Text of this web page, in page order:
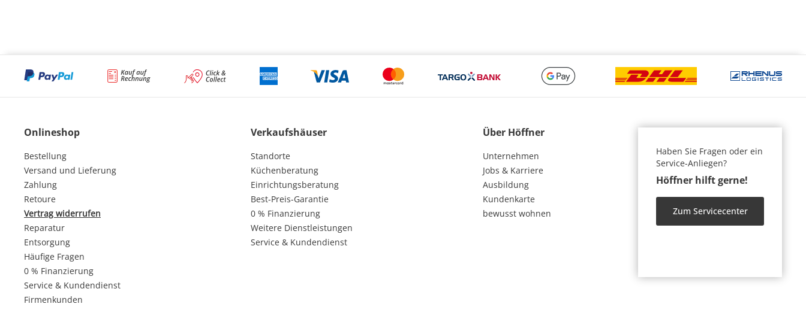
Onlineshop
Bestellung
Versand und Lieferung
Zahlung
Retoure
Vertrag widerrufen
Reparatur
Entsorgung
Häufige Fragen
0 % Finanzierung
Service & Kundendienst
Firmenkunden
Verkaufshäuser
Standorte
Küchenberatung
Einrichtungsberatung
Best-Preis-Garantie
0 % Finanzierung
Weitere Dienstleistungen
Service & Kundendienst
Über Höffner
Unternehmen
Jobs & Karriere
Ausbildung
Kundenkarte
bewusst wohnen
Haben Sie Fragen oder ein
Service-Anliegen?
Höffner hilft gerne!
Zum Servicecenter